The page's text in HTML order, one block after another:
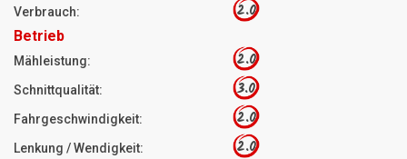
Verbrauch: 2.0
Betrieb
Mähleistung: 2.0
Schnittqualität: 3.0
Fahrgeschwindigkeit: 2.0
Lenkung / Wendigkeit: 2.0